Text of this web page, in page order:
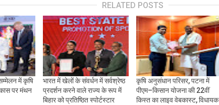
RELATED POSTS
में कृषि
पर मंथन
भारत में खेलों के संवर्धन में सर्वश्रेष्ठ
प्रदर्शन करने वाले राज्य के रूप में
बिहार को प्रतिष्ठित स्पोर्टस्टार
कृषि अनुसंधान परिसर, पटना में
पीएम–किसान योजना की 22वीं
किस्त का लाइव वेबकास्ट, विधायक